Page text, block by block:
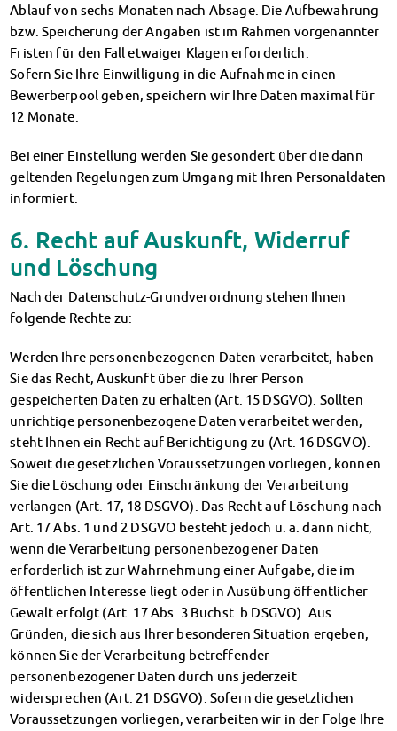
Ablauf von sechs Monaten nach Absage. Die Aufbewahrung
bzw. Speicherung der Angaben ist im Rahmen vorgenannter
Fristen für den Fall etwaiger Klagen erforderlich.
Sofern Sie Ihre Einwilligung in die Aufnahme in einen
Bewerberpool geben, speichern wir Ihre Daten maximal für
12 Monate.
Bei einer Einstellung werden Sie gesondert über die dann
geltenden Regelungen zum Umgang mit Ihren Personaldaten
informiert.
6. Recht auf Auskunft, Widerruf
und Löschung
Nach der Datenschutz-Grundverordnung stehen Ihnen
folgende Rechte zu:
Werden Ihre personenbezogenen Daten verarbeitet, haben
Sie das Recht, Auskunft über die zu Ihrer Person
gespeicherten Daten zu erhalten (Art. 15 DSGVO). Sollten
unrichtige personenbezogene Daten verarbeitet werden,
steht Ihnen ein Recht auf Berichtigung zu (Art. 16 DSGVO).
Soweit die gesetzlichen Voraussetzungen vorliegen, können
Sie die Löschung oder Einschränkung der Verarbeitung
verlangen (Art. 17, 18 DSGVO). Das Recht auf Löschung nach
Art. 17 Abs. 1 und 2 DSGVO besteht jedoch u. a. dann nicht,
wenn die Verarbeitung personenbezogener Daten
erforderlich ist zur Wahrnehmung einer Aufgabe, die im
öffentlichen Interesse liegt oder in Ausübung öffentlicher
Gewalt erfolgt (Art. 17 Abs. 3 Buchst. b DSGVO). Aus
Gründen, die sich aus Ihrer besonderen Situation ergeben,
können Sie der Verarbeitung betreffender
personenbezogener Daten durch uns jederzeit
widersprechen (Art. 21 DSGVO). Sofern die gesetzlichen
Voraussetzungen vorliegen, verarbeiten wir in der Folge Ihre